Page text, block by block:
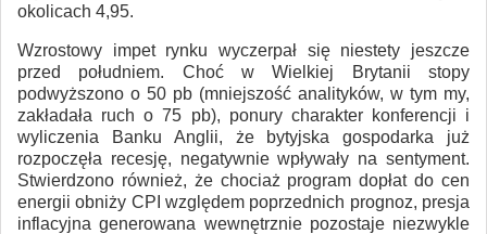
okolicach 4,95.
Wzrostowy impet rynku wyczerpał się niestety jeszcze
przed południem. Choć w Wielkiej Brytanii stopy
podwyższono o 50 pb (mniejszość analityków, w tym my,
zakładała ruch o 75 pb), ponury charakter konferencji i
wyliczenia Banku Anglii, że bytyjska gospodarka już
rozpoczęła recesję, negatywnie wpływały na sentyment.
Stwierdzono również, że chociaż program dopłat do cen
energii obniży CPI względem poprzednich prognoz, presja
inflacyjna generowana wewnętrznie pozostaje niezwykle